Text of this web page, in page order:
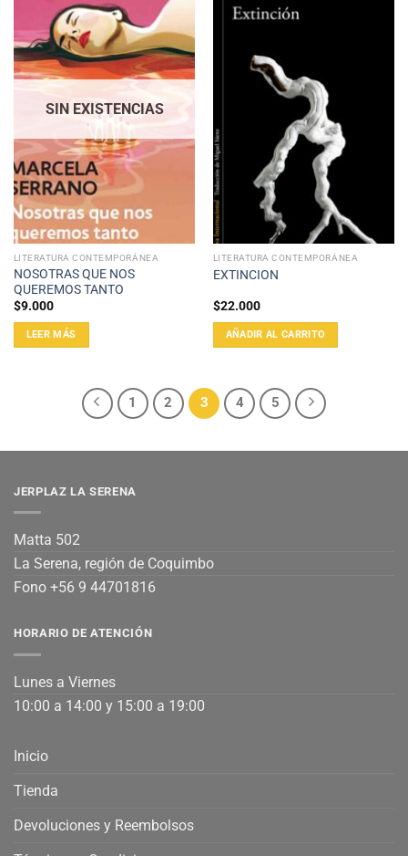
SIN EXISTENCIAS
LITERATURA CONTEMPORÁNEA
NOSOTRAS QUE NOS
QUEREMOS TANTO
$9.000
LEER MÁS
LITERATURA CONTEMPORÁNEA
EXTINCION
$22.000
AÑADIR AL CARRITO
1 2 3 4 5
JERPLAZ LA SERENA
Matta 502
La Serena, región de Coquimbo
Fono +56 9 44701816
HORARIO DE ATENCIÓN
Lunes a Viernes
10:00 a 14:00 y 15:00 a 19:00
Inicio
Tienda
Devoluciones y Reembolsos